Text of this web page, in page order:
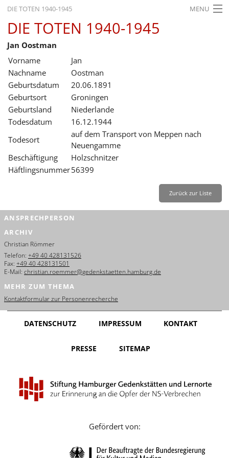
DIE TOTEN 1940-1945 MENU
STARTSEITE
AKTUELLES
AUSSTELLUNGEN
GESCHICHTE
BILDUNG
SERVICE
Deutsch Zurück
Deutsch
Français
Dansk
Español
Italiano
Português
Yкраїнський
Русский
Gebärdensprache
DIE TOTEN 1940-1945
Jan Oostman
Vorname
Jan
Nachname
Oostman
Geburtsdatum
20.06.1891
Geburtsort
Groningen
Geburtsland
Niederlande
Todesdatum
16.12.1944
Todesort
auf dem Transport von Meppen nach
Neuengamme
Beschäftigung
Holzschnitzer
Häftlingsnummer56399
Zurück zur Liste
ANSPRECHPERSON
ARCHIV
Christian Römmer
Telefon: +49 40 428131526
Fax: +49 40 428131501
E-Mail: christian.roemmer@gedenkstaetten.hamburg.de
MEHR ZUM THEMA
Kontaktformular zur Personenrecherche
DATENSCHUTZ IMPRESSUM KONTAKT
PRESSE SITEMAP
Gefördert von: